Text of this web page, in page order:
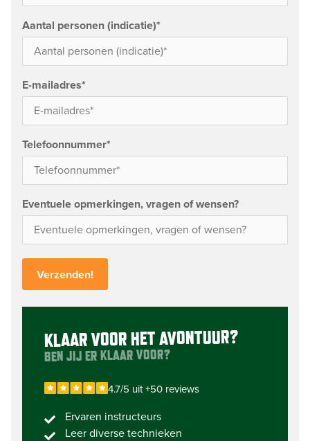
Aantal personen (indicatie)*
E-mailadres*
Telefoonnummer*
Eventuele opmerkingen, vragen of wensen?
KLAAR VOOR HET AVONTUUR?
BEN JIJ ER KLAAR VOOR?
4.7/5 uit +50 reviews
Ervaren instructeurs
Leer diverse technieken